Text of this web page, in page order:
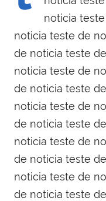
noticia
noticia teste de
de noticia teste
noticia teste de
de noticia teste
noticia teste de
de noticia teste
noticia teste de
de noticia teste
noticia teste de
de noticia teste